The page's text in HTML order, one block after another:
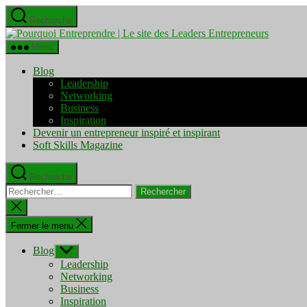
Aller
au
contenu
Recherche
Pourquoi
Menu
Blog
Leadership
Networking
Business
Inspiration
Devenir un entrepreneur inspiré et inspirant
Soft Skills Magazine
Recherche
Rechercher :
Fermer
la
recherche
Fermer le menu
Blog Afficher
le
sous-
menu
Leadership
Networking
Business
Inspiration